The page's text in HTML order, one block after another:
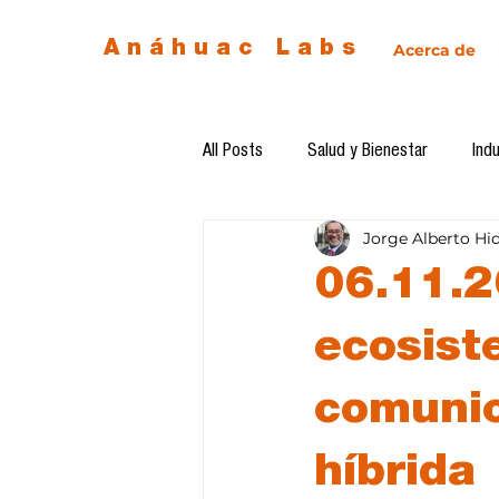
Anáhuac Labs Acerca de
All Posts Salud y Bienestar
Egresados Inteligencia
Ética de la
Software del mes Cursos
híbrida
Jorge Alberto